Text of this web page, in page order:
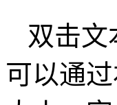
双击文
可以通